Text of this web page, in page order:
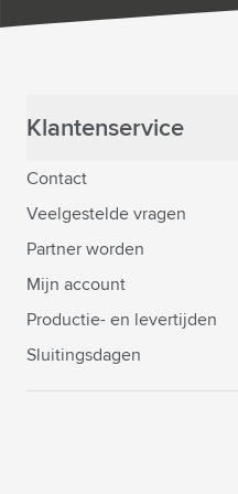
Klantenservice
Contact
Veelgestelde vragen
Partner worden
Mijn account
Productie- en levertijden
Sluitingsdagen